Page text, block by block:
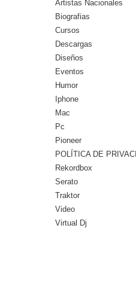
Artistas Nacionales
Biografias
Cursos
Descargas
Diseños
Eventos
Humor
Iphone
Mac
Pc
Pioneer
POLÍTICA DE
Rekordbox
Serato
Traktor
Video
Virtual Dj